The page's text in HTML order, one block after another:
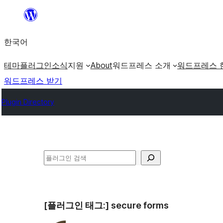
츠
로
로
가
한국어
테마플러그인소식지원 About워드프레스 소개 워드프레스
워드프레스 받기
Plugin Directory
검
[플러그인 태그:] secure forms